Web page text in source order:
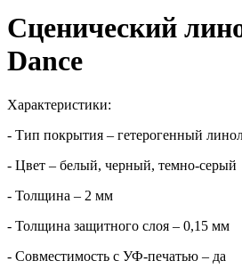
Сценический
Dance
Характеристики:
- Тип покрытия – гетерогенный
- Цвет – белый, черный, темно-серый
- Толщина – 2 мм
- Толщина защитного слоя – 0,15 мм
- Совместимость с УФ-печатью – да